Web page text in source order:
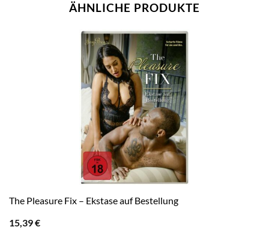
ÄHNLICHE PRODUKTE
The Pleasure Fix – Ekstase auf Bestellung
15,39€